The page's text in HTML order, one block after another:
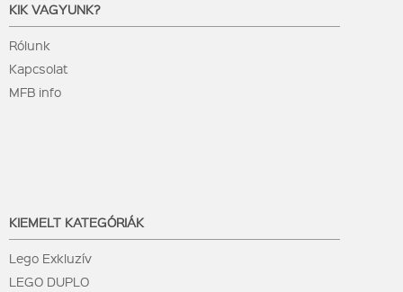
KIK VAGYUNK?
Rólunk
Kapcsolat
MFB info
KIEMELT KATEGÓRIÁK
Lego Exkluzív
LEGO DUPLO